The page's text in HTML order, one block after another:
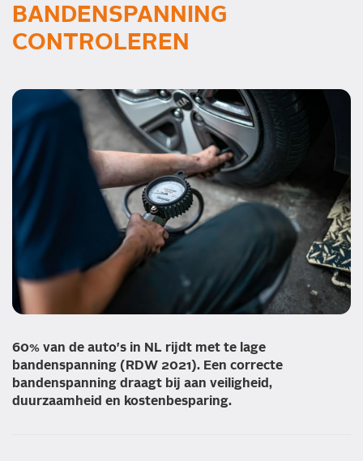
BANDENSPANNING
CONTROLEREN
60% van de auto's in NL rijdt met te lage
bandenspanning (RDW 2021). Een correcte
bandenspanning draagt bij aan veiligheid,
duurzaamheid en kostenbesparing.